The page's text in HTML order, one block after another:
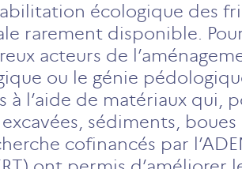
écologique des
rarement disponible.
acteurs de
ou le génie
à l’aide de matériaux qui,
sédiments,
cofinancés par